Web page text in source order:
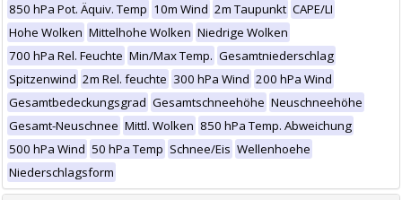
850 hPa Pot. Äquiv. Temp 10m Wind 2m Taupunkt CAPE/LI
Hohe Wolken Mittelhohe Wolken Niedrige Wolken
700 hPa Rel. Feuchte Min/Max Temp. Gesamtniederschlag
Spitzenwind 2m Rel. feuchte 300 hPa Wind 200 hPa Wind
Gesamtbedeckungsgrad Gesamtschneehöhe Neuschneehöhe
Gesamt-Neuschnee Mittl. Wolken 850 hPa Temp. Abweichung
500 hPa Wind 50 hPa Temp Schnee/Eis Wellenhoehe
Niederschlagsform